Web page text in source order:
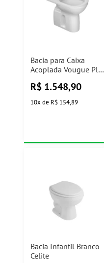
Bacia para Caixa
Acoplada Vougue Plus
P.515.17 Deca
R$ 1.548,90
10x de R$ 154,89
Bacia Infantil Branco
Celite